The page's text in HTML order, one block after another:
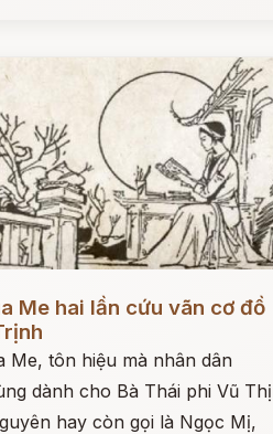
Me hai lần cứu vãn cơ đồ
Me, tôn hiệu mà nhân dân
dành cho Bà Thái phi Vũ Thị
hay còn gọi là Ngọc Mị,